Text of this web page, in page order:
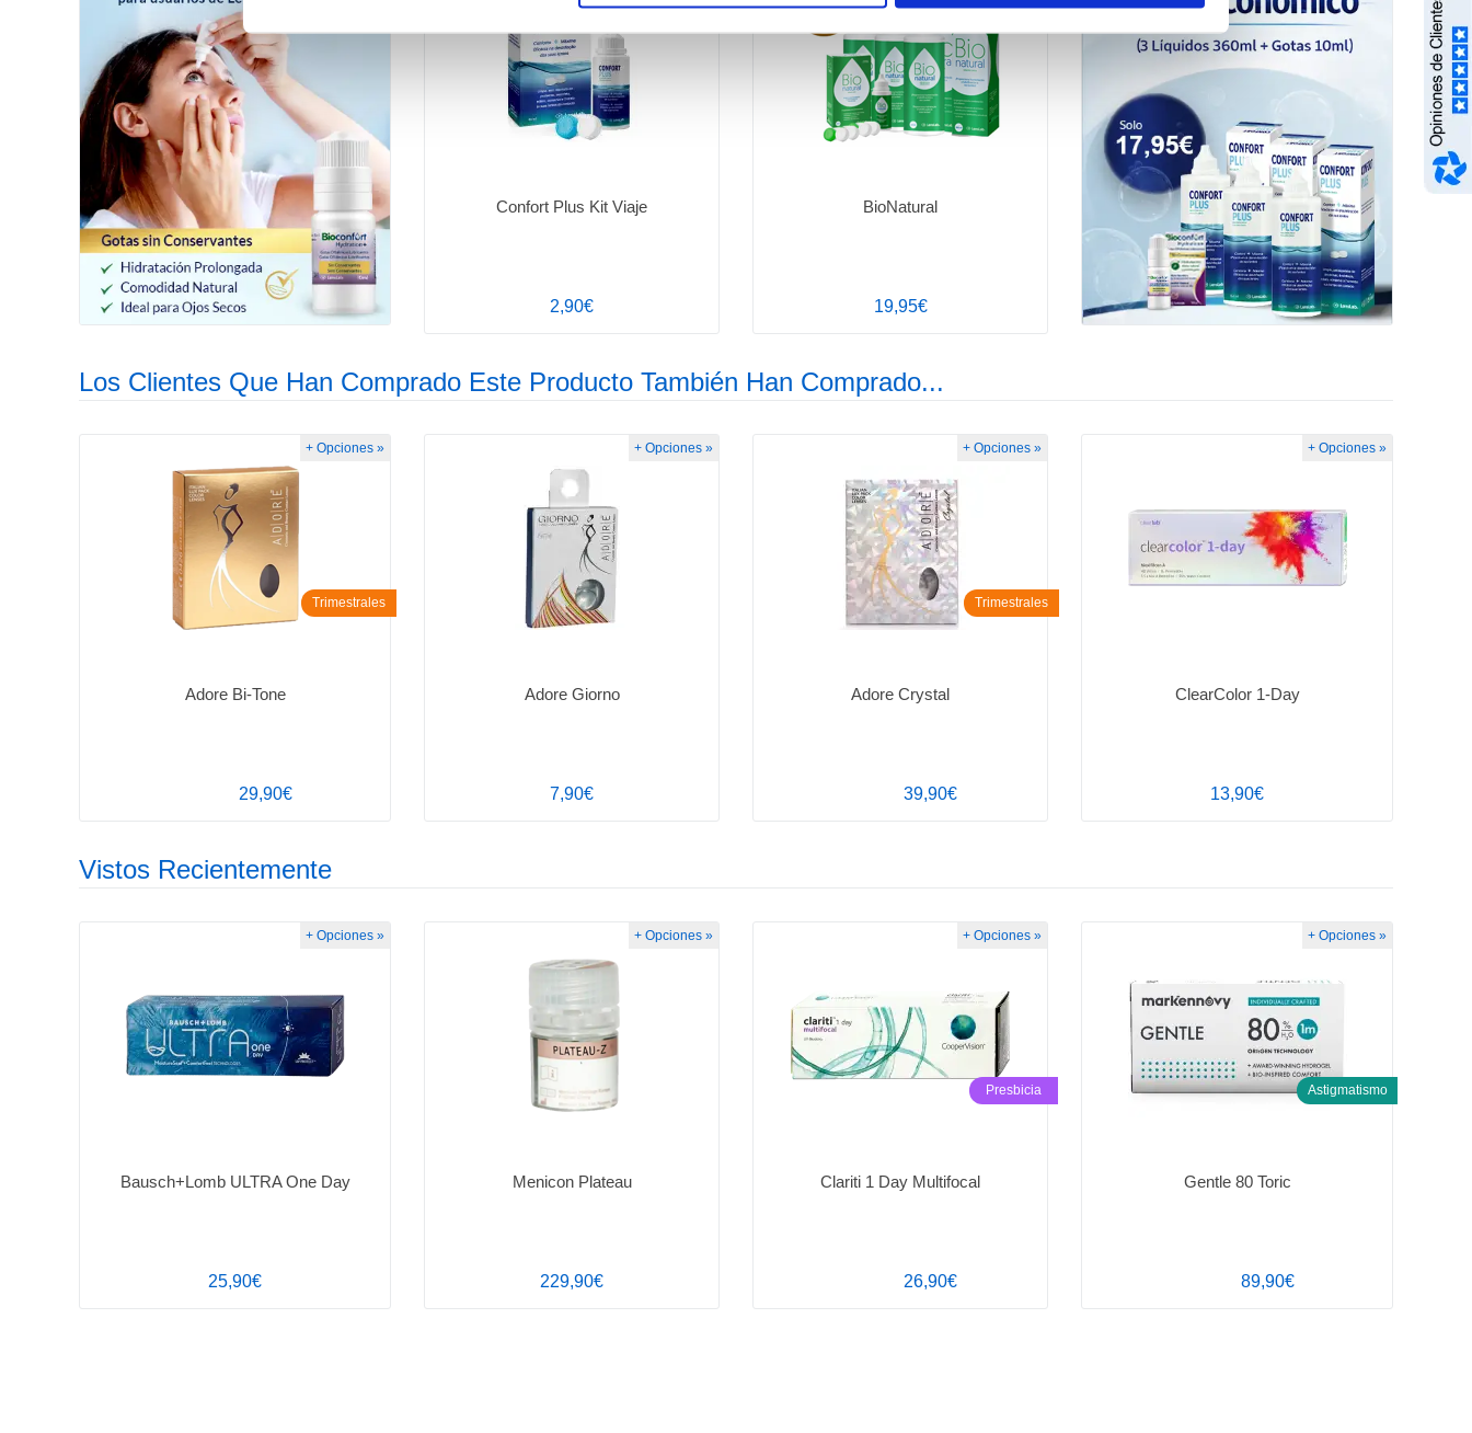
Confort Plus Kit Viaje
2,90€
BioNatural
19,95€
Los Clientes Que Han Comprado Este Producto También Han Comprado...
Adore Bi-Tone
29,90€
Trimestrales
+ Opciones »
Adore Giorno
7,90€
+ Opciones »
Adore Crystal
39,90€
Trimestrales
+ Opciones »
ClearColor 1-Day
13,90€
+ Opciones »
Vistos Recientemente
Bausch+Lomb ULTRA One Day
25,90€
+ Opciones »
Menicon Plateau
229,90€
+ Opciones »
Clariti 1 Day Multifocal
26,90€
Presbicia
+ Opciones »
Gentle 80 Toric
89,90€
Astigmatismo
+ Opciones »